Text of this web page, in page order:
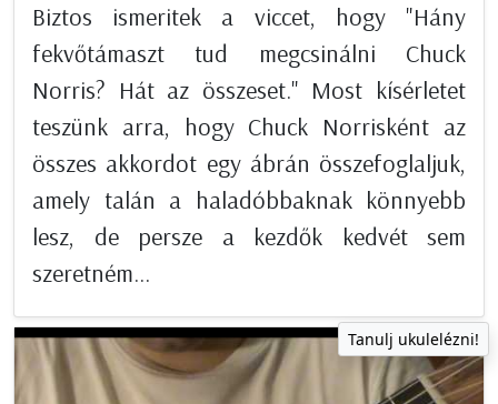
Biztos ismeritek a viccet, hogy "Hány
fekvőtámaszt tud megcsinálni Chuck
Norris? Hát az összeset." Most kísérletet
teszünk arra, hogy Chuck Norrisként az
összes akkordot egy ábrán összefoglaljuk,
amely talán a haladóbbaknak könnyebb
lesz, de persze a kezdők kedvét sem
szeretném...
Tanulj ukulelézni!